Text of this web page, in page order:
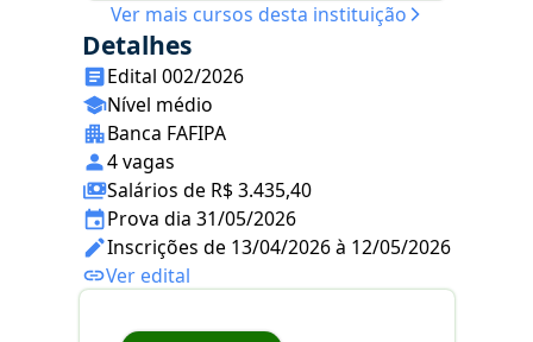
Ver mais cursos desta instituição
Detalhes
Edital 002/2026
Nível médio
Banca FAFIPA
4 vagas
Salários de R$ 3.435,40
Prova dia 31/05/2026
Inscrições de 13/04/2026 à 12/05/2026
Ver edital